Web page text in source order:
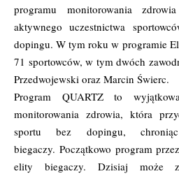
programu monitorowania
aktywnego uczestnictwa
dopingu. W tym roku w programie
71 sportowców, w tym dwóch
Przedwojewski oraz Marcin Świerc.
Program QUARTZ to
monitorowania zdrowia, która
sportu bez dopingu,
biegaczy. Początkowo program
elity biegaczy. Dzisiaj może